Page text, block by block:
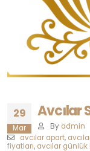
29
Mar
Avcılar
By admin
avcılar apart,
fiyatları, avcılar günlük